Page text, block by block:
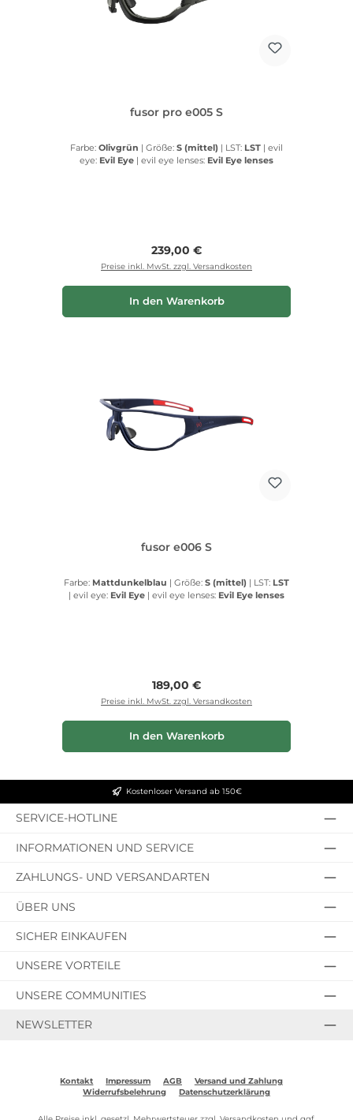
fusor pro e005 S
Farbe: Olivgrün | Größe: S (mittel) | LST: LST |
eye: Evil Eye | evil eye lenses: Evil Eye lenses
Regulärer Preis:
239,00 €
Preise inkl. MwSt. zzgl. Versandkosten
In den Warenkorb
fusor e006 S
Farbe: Mattdunkelblau | Größe: S (mittel) | LST: LST
| evil eye: Evil Eye | evil eye lenses: Evil Eye lenses
Regulärer Preis:
189,00 €
Preise inkl. MwSt. zzgl. Versandkosten
In den Warenkorb
Kostenloser Versand ab 150€
SERVICE-HOTLINE
INFORMATIONEN UND SERVICE
ZAHLUNGS- UND VERSANDARTEN
ÜBER UNS
SICHER EINKAUFEN
UNSERE VORTEILE
UNSERE COMMUNITIES
NEWSLETTER
Kontakt Impressum AGB
Versand und Zahlung
Widerrufsbelehrung
Datenschutzerklärung